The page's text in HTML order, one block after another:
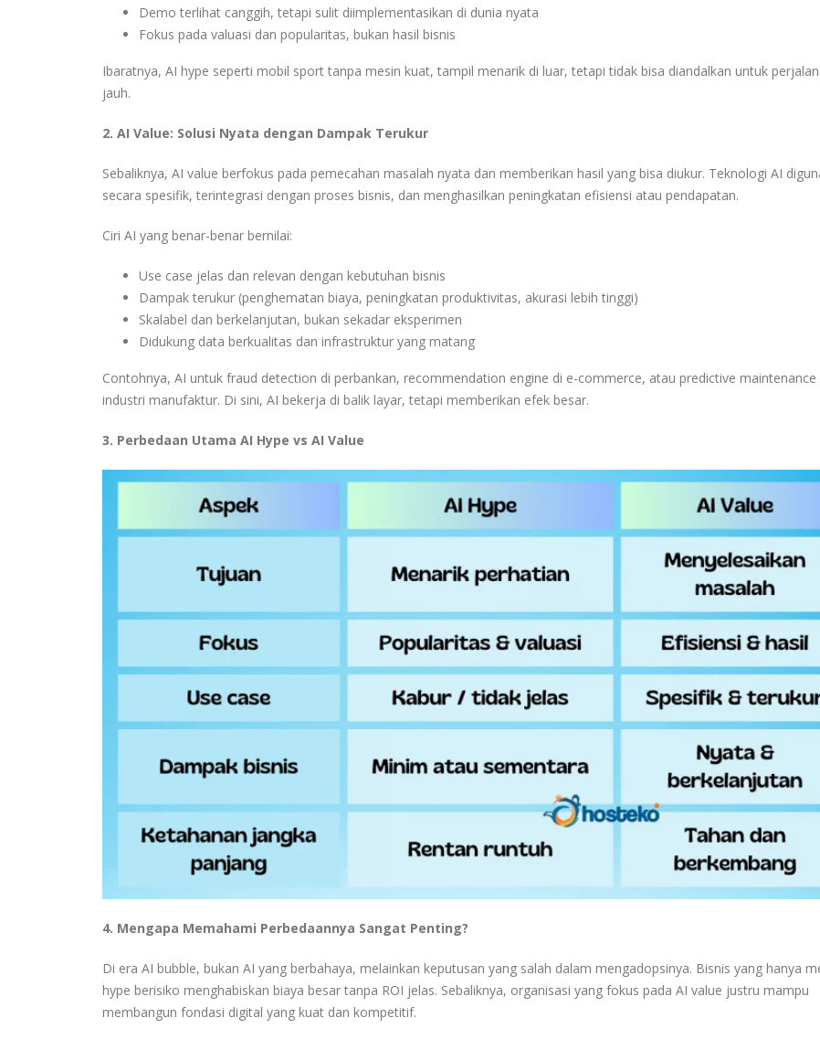
Demo terlihat canggih, tetapi sulit diimplementasikan di dunia nyata
Fokus pada valuasi dan popularitas, bukan hasil bisnis
Ibaratnya, AI hype seperti mobil sport tanpa mesin kuat, tampil menarik di luar, tetapi tidak bisa diandalkan untuk
jauh.
2. AI Value: Solusi Nyata dengan Dampak Terukur
Sebaliknya, AI value berfokus pada pemecahan masalah nyata dan memberikan hasil yang bisa diukur. Teknologi AI
secara spesifik, terintegrasi dengan proses bisnis, dan menghasilkan peningkatan efisiensi atau pendapatan.
Ciri AI yang benar-benar bernilai:
Use case jelas dan relevan dengan kebutuhan bisnis
Dampak terukur (penghematan biaya, peningkatan produktivitas, akurasi lebih tinggi)
Skalabel dan berkelanjutan, bukan sekadar eksperimen
Didukung data berkualitas dan infrastruktur yang matang
Contohnya, AI untuk fraud detection di perbankan, recommendation engine di e-commerce, atau predictive maintenance
industri manufaktur. Di sini, AI bekerja di balik layar, tetapi memberikan efek besar.
3. Perbedaan Utama AI Hype vs AI Value
4. Mengapa Memahami Perbedaannya Sangat Penting?
Di era AI bubble, bukan AI yang berbahaya, melainkan keputusan yang salah dalam mengadopsinya. Bisnis yang hanya
hype berisiko menghabiskan biaya besar tanpa ROI jelas. Sebaliknya, organisasi yang fokus pada AI value justru mampu
membangun fondasi digital yang kuat dan kompetitif.